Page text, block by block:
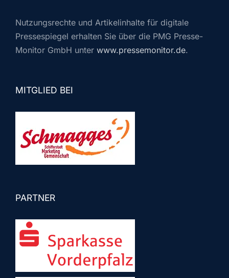
Nutzungsrechte und Artikelinhalte für digitale
Pressespiegel erhalten Sie über die PMG Presse-
Monitor GmbH unter www.pressemonitor.de.
MITGLIED BEI
PARTNER